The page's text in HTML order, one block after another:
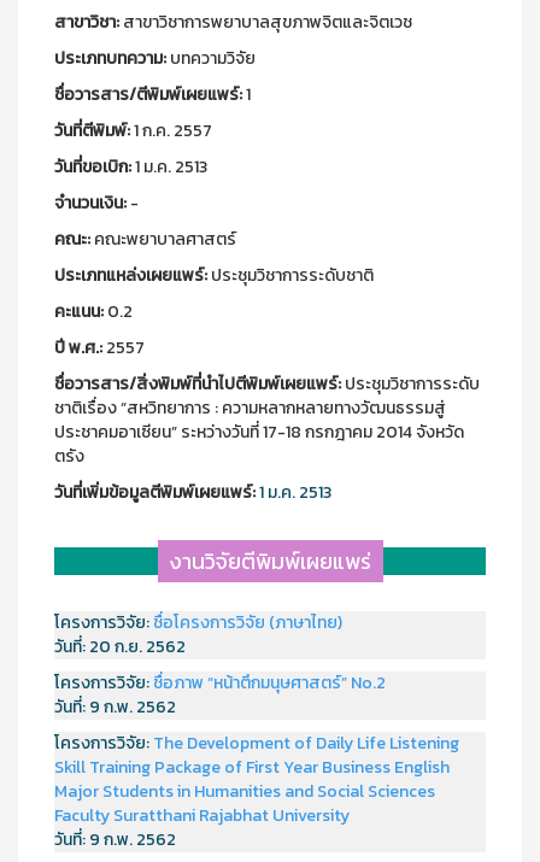
สาขาวิชา:สาขาวิชาการพยาบาลสุขภาพจิตและจิตเวช
ประเภทบทความ:บทความวิจัย
ชื่อวารสาร/ตีพิมพ์เผยแพร์:1
วันที่ตีพิมพ์:1 ก.ค. 2557
วันที่ขอเบิก:1 ม.ค. 2513
จำนวนเงิน:-
คณะ:คณะพยาบาลศาสตร์
ประเภทแหล่งเผยแพร์:ประชุมวิชาการระดับชาติ
คะแนน:0.2
ปี พ.ศ.:2557
ชื่อวารสาร/สิ่งพิมพ์ที่นำไปตีพิมพ์เผยแพร์:ประชุมวิชาการระดับ
ชาติเรื่อง “สหวิทยาการ : ความหลากหลายทางวัฒนธรรมสู่
ประชาคมอาเซียน” ระหว่างวันที่ 17-18 กรกฎาคม 2014 จังหวัด
ตรัง
วันที่เพิ่มข้อมูลตีพิมพ์เผยแพร์:1 ม.ค. 2513
งานวิจัยตีพิมพ์เผยแพร่
โครงการวิจัย:ชื่อโครงการวิจัย (ภาษาไทย)
วันที่:20 ก.ย. 2562
โครงการวิจัย:ชื่อภาพ “หน้าตึกมนุษศาสตร์” No.2
วันที่:9 ก.พ. 2562
โครงการวิจัย:The Development of Daily Life Listening
Skill Training Package of First Year Business English
Major Students in Humanities and Social Sciences
Faculty Suratthani Rajabhat University
วันที่:9 ก.พ. 2562